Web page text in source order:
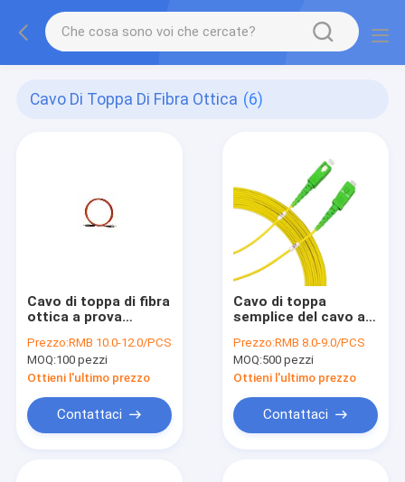
Cavo Di Toppa Di Fibra Ottica (6)
Cavo di toppa di fibra
ottica a prova
Prezzo:RMB 10.0-12.0/PCS
MOQ:100 pezzi
Ottieni l'ultimo prezzo
Contattaci
Cavo di toppa
semplice del cavo a
Prezzo:RMB 8.0-9.0/PCS
MOQ:500 pezzi
Ottieni l'ultimo prezzo
Contattaci